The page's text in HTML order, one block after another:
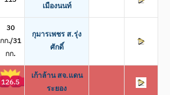
เมืองนนท์
30
กก./31
กก.
กุมารเพชร ส.รุ่ง
ศักดิ์
126.5
เก้าล้าน สจ.แดน
ระยอง